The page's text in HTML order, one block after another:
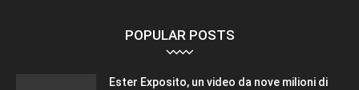
POPULAR POSTS
Ester Exposito, un video da nove milioni di